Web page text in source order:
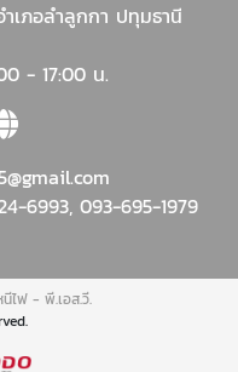
เภอลำลูกกา ปทุมธานี
- 17:00 น.
6993, 093-695-1979
ไฟ - พี.เอส.วี.